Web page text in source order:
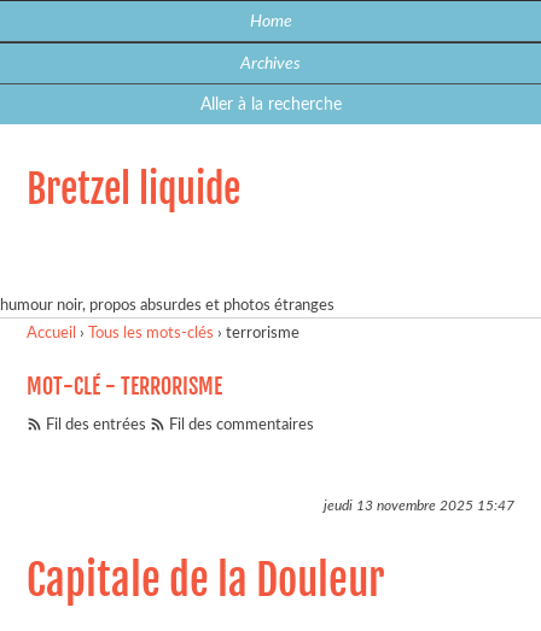
Home
Archives
Aller à la recherche
Bretzel liquide
humour noir, propos absurdes et photos étranges
Accueil › Tous les mots-clés ›terrorisme
MOT-CLÉ - TERRORISME
Fil des entrées Fil des commentaires
jeudi 13 novembre 202515:47
Capitale de la Douleur